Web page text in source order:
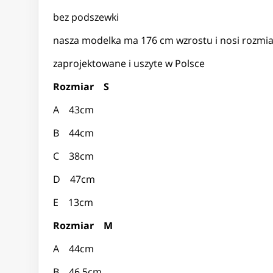
bez podszewki
nasza modelka ma 176 cm wzrostu i nosi
zaprojektowane i uszyte w Polsce
Rozmiar S
A 43cm
B 44cm
C 38cm
D 47cm
E 13cm
Rozmiar M
A 44cm